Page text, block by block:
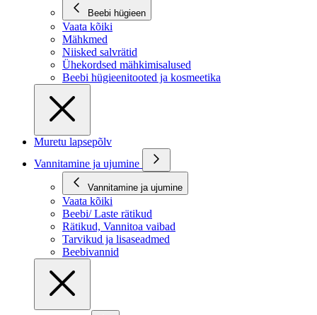
Beebi hügieen
Vaata kõiki
Mähkmed
Niisked salvrätid
Ühekordsed mähkimisalused
Beebi hügieenitooted ja kosmeetika
Muretu lapsepõlv
Vannitamine ja ujumine
Vannitamine ja ujumine
Vaata kõiki
Beebi/ Laste rätikud
Rätikud, Vannitoa vaibad
Tarvikud ja lisaseadmed
Beebivannid